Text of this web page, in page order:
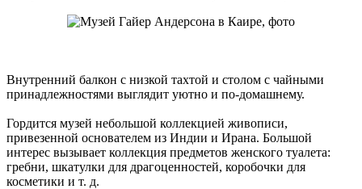
Внутренний балкон с низкой тахтой и столом с чайными
принадлежностями выглядит уютно и по-домашнему.
Гордится музей небольшой коллекцией живописи,
привезенной основателем из Индии и Ирана. Большой
интерес вызывает коллекция предметов женского туалета:
гребни, шкатулки для драгоценностей, коробочки для
косметики и т. д.